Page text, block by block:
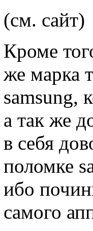
(см. сайт)
Кроме
же марка
samsung,
а так же
в себя
поломке
ибо
самого